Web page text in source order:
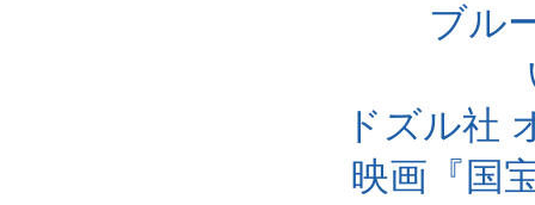
ブル
ドズル社
映画『国